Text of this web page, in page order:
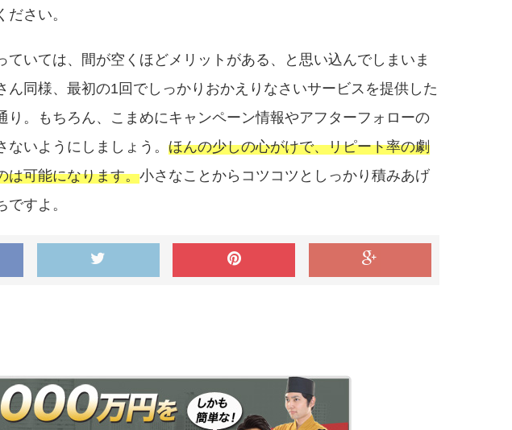
さい。
ていては、間が空くほどメリットがある、と思い込んでしまいま
ん同様、最初の1回でしっかりおかえりなさいサービスを提供した
り。もちろん、こまめにキャンペーン情報やアフターフォローの
ないようにしましょう。 ほんの少しの心がけで、リピート率の劇
は可能になります。小さなことからコツコツとしっかり積みあげ
すよ。